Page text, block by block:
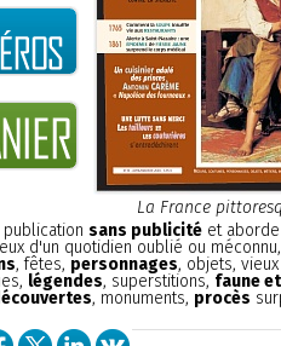
La France
sans publicitéet aborde
d'un quotidien oublié ou
, fêtes, personnages, objets,
légendes, superstitions, faune
, monuments, procès